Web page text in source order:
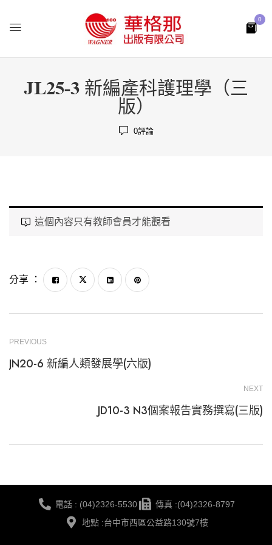
0
JL25-3 新編產科護理學（三
版）
0評論
這個內容只有教師會員才能觀看
分享 ：
PREVIOUS
JN20-6 新編人類發展學(六版)
NEXT
JD10-3 N3個案報告實務撰寫(三版)
電話 : (04)2326-5530
傳真 :(04)2326-8797
地點 :台中市西區公益路130號7樓